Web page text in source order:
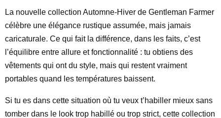
La nouvelle collection Automne-Hiver de Gentleman Farmer
célèbre une élégance rustique assumée, mais jamais
caricaturale. Ce qui fait la différence, dans les faits, c’est
l’équilibre entre allure et fonctionnalité : tu obtiens des
vêtements qui ont du style, mais qui restent vraiment
portables quand les températures baissent.
Si tu es dans cette situation où tu veux t’habiller mieux sans
tomber dans le look trop habillé ou trop strict, cette collection